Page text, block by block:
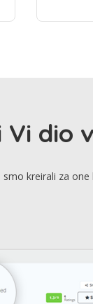
Vi dio
kreirali za